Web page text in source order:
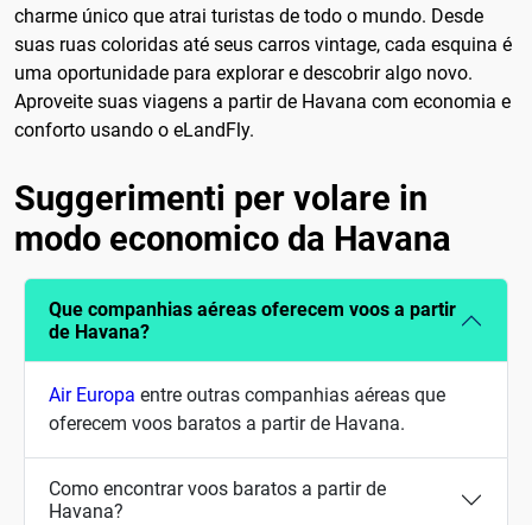
charme único que atrai turistas de todo o mundo. Desde
suas ruas coloridas até seus carros vintage, cada esquina é
uma oportunidade para explorar e descobrir algo novo.
Aproveite suas viagens a partir de Havana com economia e
conforto usando o eLandFly.
Suggerimenti per volare in
modo economico da Havana
Que companhias aéreas oferecem voos a partir
de Havana?
Air Europa entre outras companhias aéreas que
oferecem voos baratos a partir de Havana.
Como encontrar voos baratos a partir de
Havana?